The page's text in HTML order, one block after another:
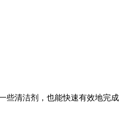
些清洁剂，也能快速有效地完成